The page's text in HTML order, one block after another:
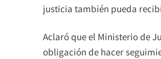
justicia también pueda
Aclaró que el Ministerio de
obligación de hacer